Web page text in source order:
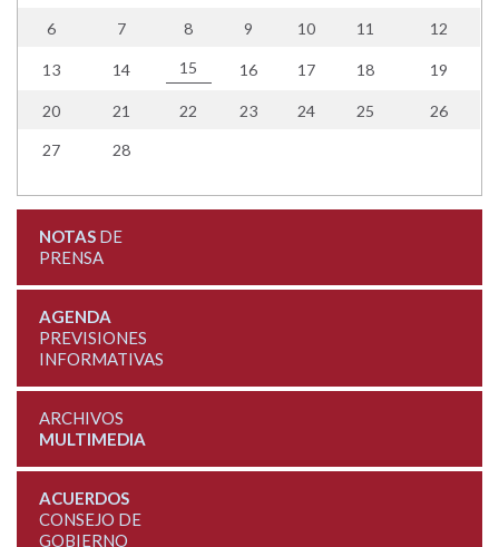
6 7 8 9 10 11 12
13 14 15 16 17 18 19
20 21 22 23 24 25 26
27 28
NOTASDE
PRENSA
AGENDA
PREVISIONES
INFORMATIVAS
ARCHIVOS
MULTIMEDIA
ACUERDOS
CONSEJO DE
GOBIERNO